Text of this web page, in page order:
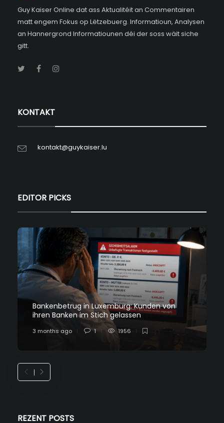
Guy Kaiser Online dat ass Aktualitéit an Commentairen
matt engem Fokus op Lëtzebuerg. Informatioun, Analysen
an Hannergrond Informatiounen déi der soss wäit siche
gitt.
KONTAKT
kontakt@guykaiser.lu
EDITOR PICKS
Bankenbetrug in Luxemburg: Kunden von
ihren Banken im Stich gelassen
3 months ago 1 1956
REZENT POSTS